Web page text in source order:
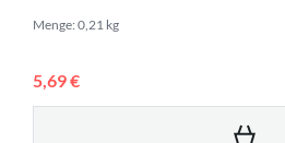
Menge: 0,21 kg
5,69 €